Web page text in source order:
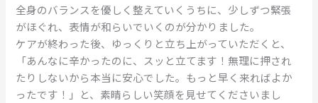
全身のバランスを優しく整えていくうちに、少しずつ緊張
がほぐれ、表情が和らいでいくのが分かりました。
ケアが終わった後、ゆっくりと立ち上がっていただくと、
「あんなに辛かったのに、スッと立てます！無理に押され
たりしないから本当に安心でした。もっと早く来ればよか
ったです！」と、素晴らしい笑顔を見せてくださいまし